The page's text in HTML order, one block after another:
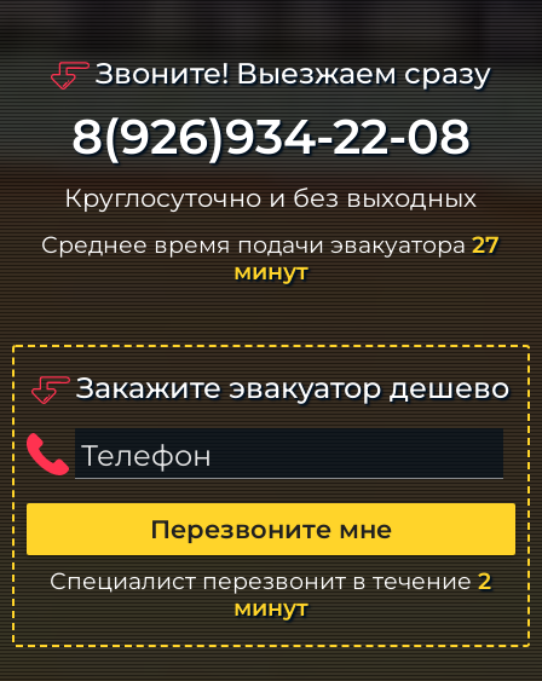
Звоните! Выезжаем сразу
8(926)934-22-08
Круглосуточно и без выходных
Среднее время подачи эвакуатора27
минут
Закажите эвакуатор дешево
Телефон
Перезвоните мне
Специалист перезвонит в течение2
минут